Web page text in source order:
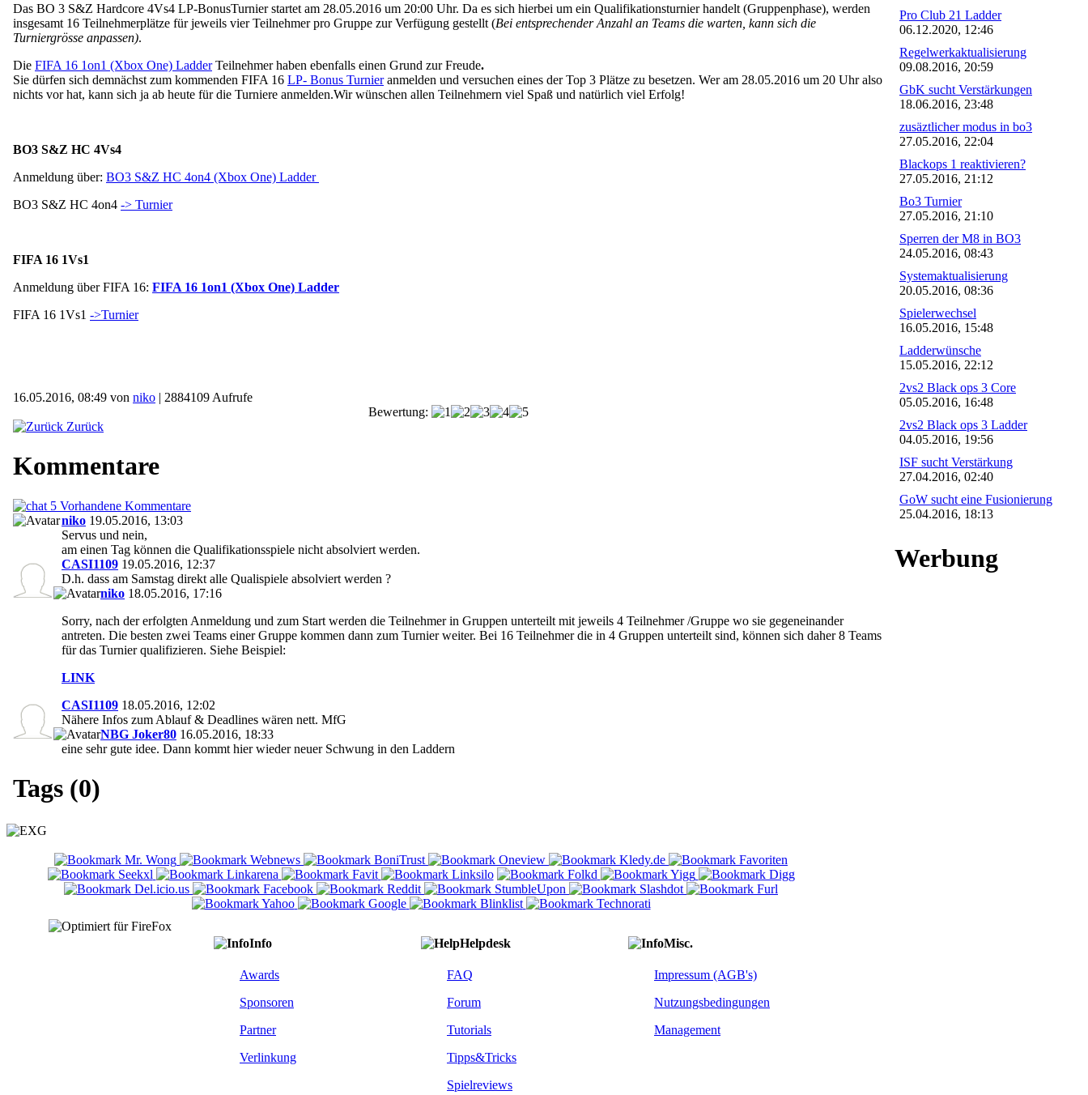
Das BO 3 S&Z Hardcore 4Vs4 LP-BonusTurnier startet am 28.05.2016 um 20:00 Uhr. Da es sich hierbei um ein Qualifikationsturnier handelt (Gruppenphase), werden
insgesamt 16 Teilnehmerplätze für jeweils vier Teilnehmer pro Gruppe zur Verfügung gestellt (Bei entsprechender Anzahl an Teams die warten, kann sich die
Turniergrösse anpassen).
Die FIFA 16 1on1 (Xbox One) LadderTeilnehmer haben ebenfalls einen Grund zur Freude.
Sie dürfen sich demnächst zum kommenden FIFA 16 LP- Bonus Turnieranmelden und versuchen eines der Top 3 Plätze zu besetzen. Wer am 28.05.2016 um 20 Uhr also
nichts vor hat, kann sich ja ab heute für die Turniere anmelden.Wir wünschen allen Teilnehmern viel Spaß und natürlich viel Erfolg!
BO3 S&Z HC 4Vs4
Anmeldung über: BO3 S&Z HC 4on4 (Xbox One) Ladder
BO3 S&Z HC 4on4 -> Turnier
FIFA 16 1Vs1
Anmeldung über FIFA 16: FIFA 16 1on1 (Xbox One) Ladder
FIFA 16 1Vs1 ->Turnier
16.05.2016, 08:49 von niko | 2884109 Aufrufe
Bewertung:
Zurück
Kommentare
5 Vorhandene Kommentare
niko 19.05.2016, 13:03
Servus und nein,
am einen Tag können die Qualifikationsspiele nicht absolviert werden.
CASI1109 19.05.2016, 12:37
D.h. dass am Samstag direkt alle Qualispiele absolviert werden ?
niko 18.05.2016, 17:16
Sorry, nach der erfolgten Anmeldung und zum Start werden die Teilnehmer in Gruppen unterteilt mit jeweils 4 Teilnehmer /Gruppe wo sie gegeneinander
antreten. Die besten zwei Teams einer Gruppe kommen dann zum Turnier weiter. Bei 16 Teilnehmer die in 4 Gruppen unterteilt sind, können sich daher 8 Teams
für das Turnier qualifizieren. Siehe Beispiel:
LINK
CASI1109 18.05.2016, 12:02
Nähere Infos zum Ablauf & Deadlines wären nett. MfG
NBG Joker80 16.05.2016, 18:33
eine sehr gute idee. Dann kommt hier wieder neuer Schwung in den Laddern
Tags (0)
Pro Club 21 Ladder
06.12.2020, 12:46
Regelwerkaktualisierung
09.08.2016, 20:59
GbK sucht Verstärkungen
18.06.2016, 23:48
zusäztlicher modus in bo3
27.05.2016, 22:04
Blackops 1 reaktivieren?
27.05.2016, 21:12
Bo3 Turnier
27.05.2016, 21:10
Sperren der M8 in BO3
24.05.2016, 08:43
Systemaktualisierung
20.05.2016, 08:36
Spielerwechsel
16.05.2016, 15:48
Ladderwünsche
15.05.2016, 22:12
2vs2 Black ops 3 Core
05.05.2016, 16:48
2vs2 Black ops 3 Ladder
04.05.2016, 19:56
ISF sucht Verstärkung
27.04.2016, 02:40
GoW sucht eine Fusionierung
25.04.2016, 18:13
Werbung
Info
Awards
Sponsoren
Partner
Verlinkung
Helpdesk
FAQ
Forum
Tutorials
Tipps&Tricks
Spielreviews
Misc.
Impressum (AGB's)
Nutzungsbedingungen
Management